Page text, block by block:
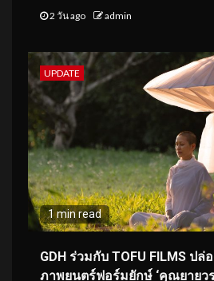
2 วัน ago admin
UPDATE
1 min read
GDH ร่วมกับ TOFU FILMS ปล่
ภาพยนตร์ฟอร์มยักษ์ ‘คุณยายวร